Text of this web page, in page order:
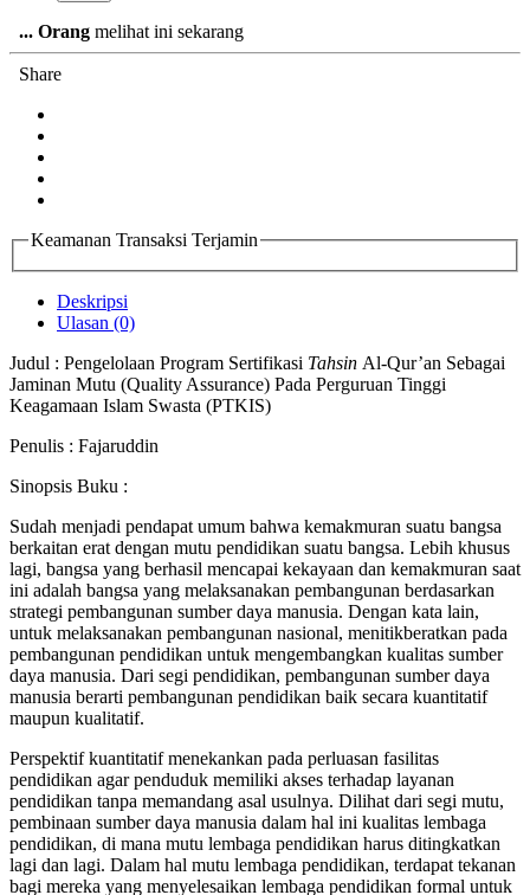
... Orang melihat ini sekarang
Share
Keamanan Transaksi Terjamin
Deskripsi
Ulasan (0)
Judul : Pengelolaan Program Sertifikasi Tahsin Al-Qur’an Sebagai
Jaminan Mutu (Quality Assurance) Pada Perguruan Tinggi
Keagamaan Islam Swasta (PTKIS)
Penulis : Fajaruddin
Sinopsis Buku :
Sudah menjadi pendapat umum bahwa kemakmuran suatu bangsa
berkaitan erat dengan mutu pendidikan suatu bangsa. Lebih khusus
lagi, bangsa yang berhasil mencapai kekayaan dan kemakmuran saat
ini adalah bangsa yang melaksanakan pembangunan berdasarkan
strategi pembangunan sumber daya manusia. Dengan kata lain,
untuk melaksanakan pembangunan nasional, menitikberatkan pada
pembangunan pendidikan untuk mengembangkan kualitas sumber
daya manusia. Dari segi pendidikan, pembangunan sumber daya
manusia berarti pembangunan pendidikan baik secara kuantitatif
maupun kualitatif.
Perspektif kuantitatif menekankan pada perluasan fasilitas
pendidikan agar penduduk memiliki akses terhadap layanan
pendidikan tanpa memandang asal usulnya. Dilihat dari segi mutu,
pembinaan sumber daya manusia dalam hal ini kualitas lembaga
pendidikan, di mana mutu lembaga pendidikan harus ditingkatkan
lagi dan lagi. Dalam hal mutu lembaga pendidikan, terdapat tekanan
bagi mereka yang menyelesaikan lembaga pendidikan formal untuk